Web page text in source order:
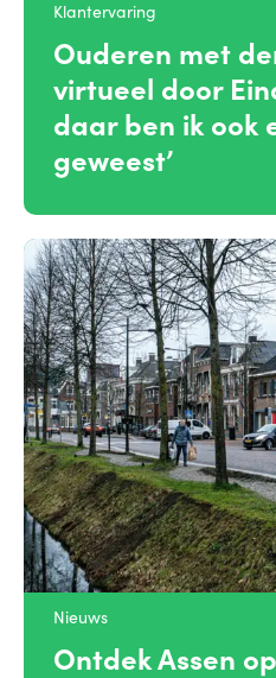
Klantervaring
Ouderen met
virtueel door
daar ben ik ook
geweest’
Nieuws
Ontdek Assen